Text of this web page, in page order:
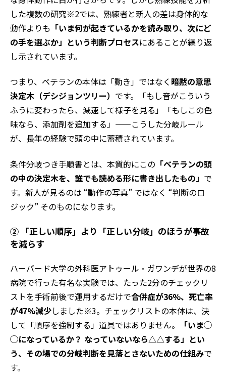
した複数の研究※2では、熟練者と新人の差は身体的な
動作よりも 「いま何が起きているかを読み取り、次にど
の手を選ぶか」という判断プロセスにあることが繰り返
し示されています。
つまり、ベテランの本体は「動き」ではなく 暗黙の意思
決定木（デシジョンツリー） です。「もし音がこういう
ふうに変わったら、減速して様子を見る」「もしこの色
味なら、添加剤を追加する」——こうした分岐ルール
が、長年の経験で頭の中に蓄積されています。
条件分岐つき手順書とは、本質的にこの 「ベテランの頭
の中の決定木を、誰でも読める形に書き出したもの」 で
す。新人が見るのは “動作の写真” ではなく “判断のロ
ジック” そのものになります。
② 「正しい順序」より「正しい分岐」のほうが事故
を減らす
ハーバード大学の外科医アトゥール・ガワンデが世界の8
病院で行った有名な実験では、たった2分のチェックリ
ストを手術前後で運用するだけで合併症が36%、死亡率
が47%減少しました※3。チェックリストの本体は、決
して「順序を強制する」道具ではありません。
「いま◯
◯になっているか？ なっていないなら△△する」とい
う、その場での分岐判断を見落とさないための仕組みで
す。